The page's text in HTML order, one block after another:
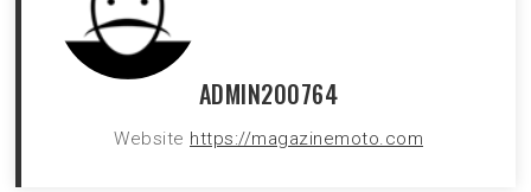
ADMIN200764
Website https://magazinemoto.com